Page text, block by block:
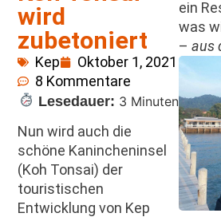
wird
zubetoniert
Kep
Oktober 1, 2021
8 Kommentare
Lesedauer: 3 Minuten
Nun wird auch die
schöne Kanincheninsel
(Koh Tonsai) der
touristischen
Entwicklung von Kep
ein
was
– aus